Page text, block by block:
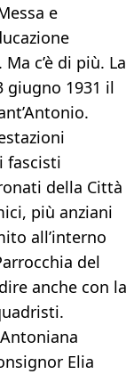
e
c’è di più. La
giugno 1931 il
fascisti
della Città
più anziani
all’interno
del
anche con la
Elia